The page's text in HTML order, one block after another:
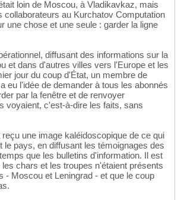
loin de Moscou, à Vladikavkaz, mais
collaborateurs au Kurchatov Computation
une chose et une seule : garder la ligne
diffusant des informations sur la
et dans d'autres villes vers l'Europe et les
jour du coup d'État, un membre de
eu l'idée de demander à tous les abonnés
par la fenêtre et de renvoyer
voyaient, c'est-à-dire les faits, sans
une image kaléidoscopique de ce qui
le pays, en diffusant les témoignages des
que les bulletins d'information. Il est
chars et les troupes n'étaient présents
- Moscou et Leningrad - et que le coup